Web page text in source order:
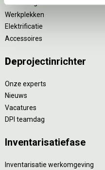
Verlichting
Werkplekken
Elektrificatie
Accessoires
Deprojectinrichter
Onze experts
Nieuws
Vacatures
DPI teamdag
Inventarisatiefase
Inventarisatie werkomgeving